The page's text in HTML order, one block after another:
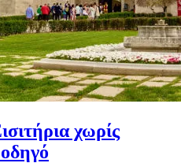
χωρίς